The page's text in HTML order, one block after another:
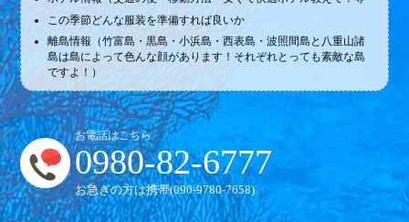
この季節どんな服装を準備すれば良いか
離島情報（竹富島・黒島・小浜島・西表島・波照間島と八重山諸
島は島によって色んな顔があります！それぞれとっても素敵な島
ですよ！）
お電話はこちら
0980-82-6777
お急ぎの方は携帯(090-9780-7658)